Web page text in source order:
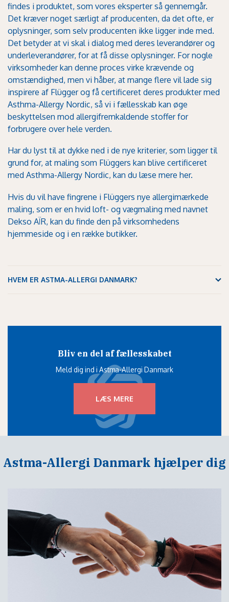
findes i produktet, som vores eksperter så gennemgår.
Det kræver noget særligt af producenten, da det ofte, er
oplysninger, som selv producenten ikke ligger inde med.
Det betyder at vi skal i dialog med deres leverandører og
underleverandører, for at få disse oplysninger. For nogle
virksomheder kan denne proces virke krævende og
omstændighed, men vi håber, at mange flere vil lade sig
inspirere af Flügger og få certificeret deres produkter med
Asthma-Allergy Nordic, så vi i fællesskab kan øge
beskyttelsen mod allergifremkaldende stoffer for
forbrugere over hele verden.
Har du lyst til at dykke ned i de nye kriterier, som ligger til
grund for, at maling som Flüggers kan blive certificeret
med Asthma-Allergy Nordic, kan du læse mere her.
Hvis du vil have fingrene i Flüggers nye allergimærkede
maling, som er en hvid loft- og vægmaling med navnet
Dekso AÏR, kan du finde den på virksomhedens
hjemmeside og i en række butikker.
HVEM ER ASTMA-ALLERGI DANMARK?
Bliv en del af fællesskabet
Meld dig ind i Astma-Allergi Danmark
LÆS MERE
Astma-Allergi Danmark hjælper dig